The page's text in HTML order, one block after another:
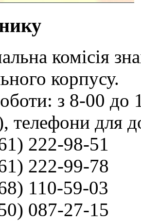
комісія
корпусу.
з 8-00 до
телефони для
222-98-51
222-99-78
110-59-03
087-27-15